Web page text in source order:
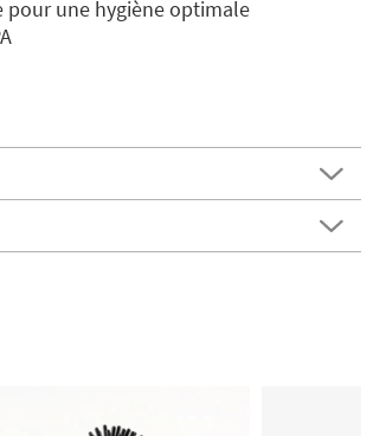
pour une hygiène optimale